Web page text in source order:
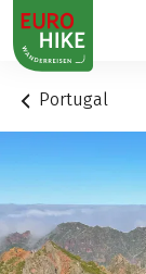
1
Portugal